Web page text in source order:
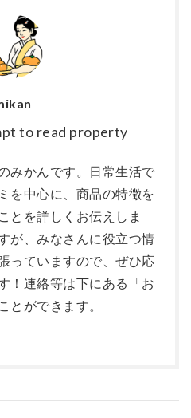
to read property
みかんです。日常生活で
を中心に、商品の特徴を
とを詳しくお伝えしま
が、みなさんに役立つ情
っていますので、ぜひ応
！連絡等は下にある「お
とができます。